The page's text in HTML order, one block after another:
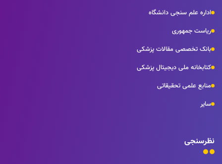
اداره علم سنجی دانشگاه
ریاست جمهوری
بانک تخصصی مقالات پزشکی
کتابخانه ملی دیجیتال پزشکی
منابع علمی تحقیقاتی
سایر
نظرسنجی